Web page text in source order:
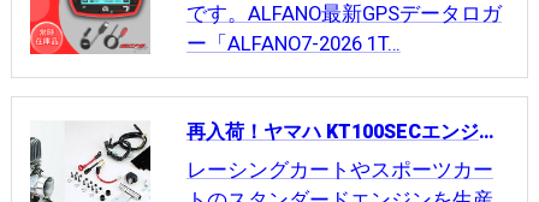
です。ALFANO最新GPSデータロガ
ー「ALFANO7-2026 1T…
再入荷！ヤマハ KT100SECエンジンコンプリートキット
レーシングカートやスポーツカー